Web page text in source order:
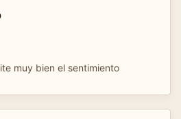
muy bien el sentimiento